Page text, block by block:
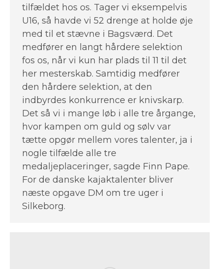
tilfældet hos os. Tager vi eksempelvis
U16, så havde vi 52 drenge at holde øje
med til et stævne i Bagsværd. Det
medfører en langt hårdere selektion
fos os, når vi kun har plads til 11 til det
her mesterskab. Samtidig medfører
den hårdere selektion, at den
indbyrdes konkurrence er knivskarp.
Det så vi i mange løb i alle tre årgange,
hvor kampen om guld og sølv var
tætte opgør mellem vores talenter, ja i
nogle tilfælde alle tre
medaljeplaceringer, sagde Finn Pape.
For de danske kajaktalenter bliver
næste opgave DM om tre uger i
Silkeborg.